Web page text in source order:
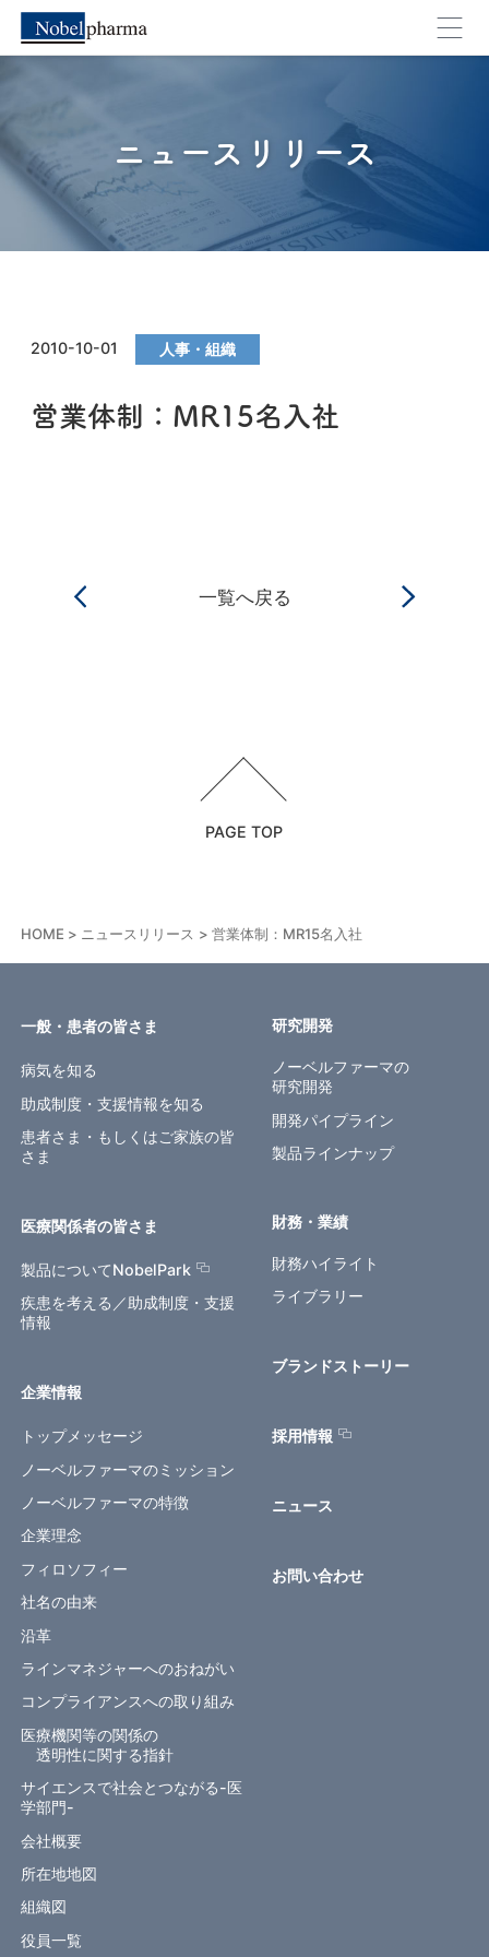
ニュースリリース
2010-10-01 人事・組織
営業体制：MR15名入社
一覧へ戻る
PAGE TOP
HOME ニュースリリース 営業体制：MR15名入社
一般・患者の皆さま
病気を知る
助成制度・支援情報を知る
患者さま・もしくはご家族の皆
さま
医療関係者の皆さま
製品についてNobelPark
疾患を考える／助成制度・支援
情報
企業情報
トップメッセージ
ノーベルファーマのミッション
ノーベルファーマの特徴
企業理念
フィロソフィー
社名の由来
沿革
ラインマネジャーへのおねがい
コンプライアンスへの取り組み
医療機関等の関係の
透明性に関する指針
サイエンスで社会とつながる-医
学部門-
会社概要
所在地地図
組織図
役員一覧
研究開発
ノーベルファーマの
研究開発
開発パイプライン
製品ラインナップ
財務・業績
財務ハイライト
ライブラリー
ブランドストーリー
採用情報
ニュース
お問い合わせ